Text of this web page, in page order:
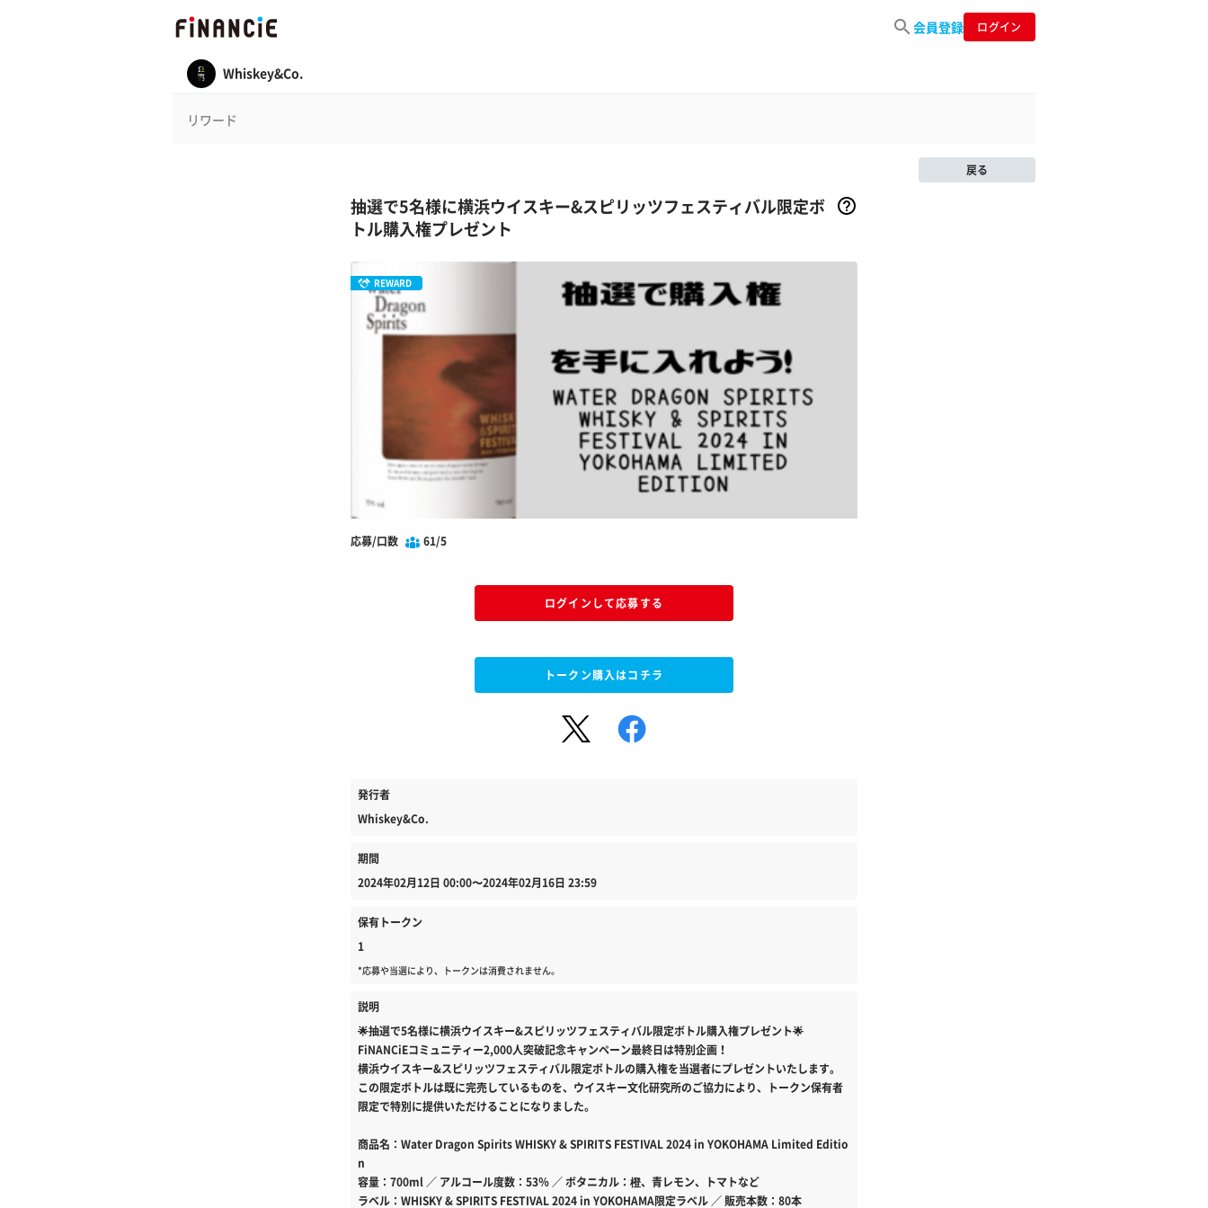
会員登録 ログイン
Whiskey&Co.
リワード
戻る
抽選で5名様に横浜ウイスキー&スピリッツフェスティバル限定ボ
トル購入権プレゼント
REWARD
ログインして応募する
応募/口数 61/5
トークン購入はコチラ
発行者
Whiskey&Co.
期間
2024年02月12日 00:00〜2024年02月16日 23:59
保有トークン
1
*応募や当選により、トークンは消費されません。
説明
🌟抽選で5名様に横浜ウイスキー&スピリッツフェスティバル限定ボトル購入権プレゼント🌟
FiNANCiEコミュニティー2,000人突破記念キャンペーン最終日は特別企画！
横浜ウイスキー&スピリッツフェスティバル限定ボトルの購入権を当選者にプレゼントいたします。
この限定ボトルは既に完売しているものを、ウイスキー文化研究所のご協力により、トークン保有者
限定で特別に提供いただけることになりました。
商品名：Water Dragon Spirits WHISKY & SPIRITS FESTIVAL 2024 in YOKOHAMA Limited Editio
n
容量：700ml ／ アルコール度数：53％ ／ ボタニカル：橙、青レモン、トマトなど
ラベル：WHISKY & SPIRITS FESTIVAL 2024 in YOKOHAMA限定ラベル ／ 販売本数：80本